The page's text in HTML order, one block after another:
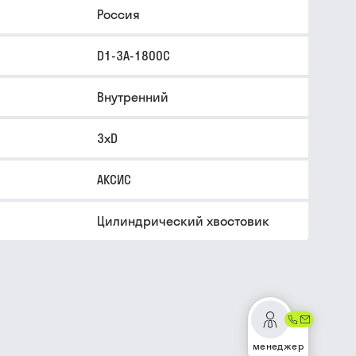
Россия
D1-3A-1800C
Внутренний
3xD
АКСИС
Цилиндрический хвостовик
менеджер